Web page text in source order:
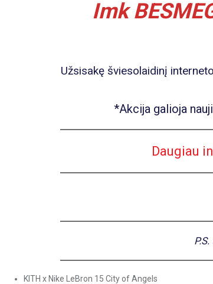
Imk
Užsisakę šviesolaidinį
*Akcija galioja
Daugiau
KITH x Nike LeBron 15 City of Angels